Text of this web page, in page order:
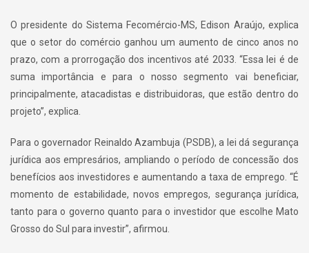
O presidente do Sistema Fecomércio-MS, Edison Araújo, explica
que o setor do comércio ganhou um aumento de cinco anos no
prazo, com a prorrogação dos incentivos até 2033. “Essa lei é de
suma importância e para o nosso segmento vai beneficiar,
principalmente, atacadistas e distribuidoras, que estão dentro do
projeto”, explica.
Para o governador Reinaldo Azambuja (PSDB), a lei dá segurança
jurídica aos empresários, ampliando o período de concessão dos
benefícios aos investidores e aumentando a taxa de emprego. “É
momento de estabilidade, novos empregos, segurança jurídica,
tanto para o governo quanto para o investidor que escolhe Mato
Grosso do Sul para investir”, afirmou.